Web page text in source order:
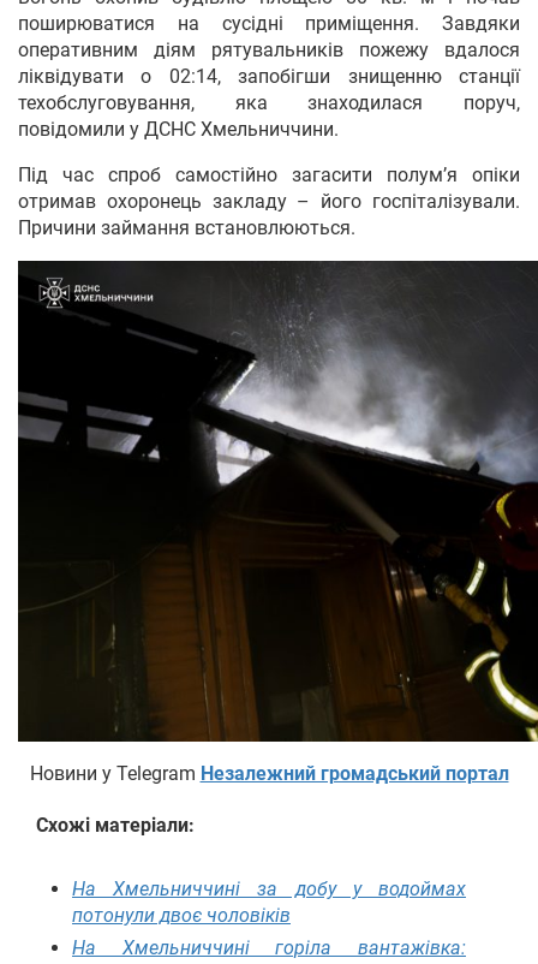
поширюватися на сусідні приміщення. Завдяки
оперативним діям рятувальників пожежу вдалося
ліквідувати о 02:14, запобігши знищенню станції
техобслуговування, яка знаходилася поруч,
повідомили у ДСНС Хмельниччини.
Під час спроб самостійно загасити полум’я опіки
отримав охоронець закладу – його госпіталізували.
Причини займання встановлюються.
Новини у Telegram Незалежний громадський портал
Схожі матеріали:
На Хмельниччині за добу у водоймах
потонули двоє чоловіків
На Хмельниччині горіла вантажівка: